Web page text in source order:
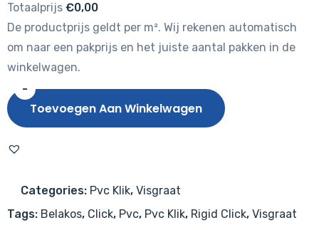
Totaalprijs €0,00
De productprijs geldt per m². Wij rekenen automatisch
om naar een pakprijs en het juiste aantal pakken in de
winkelwagen.
-
Belakos
Palazzo
XL
Rigid
Click
Toevoegen Aan Winkelwagen
Categories: Pvc Klik, Visgraat
Tags: Belakos, Click, Pvc, Pvc Klik, Rigid Click, Visgraat